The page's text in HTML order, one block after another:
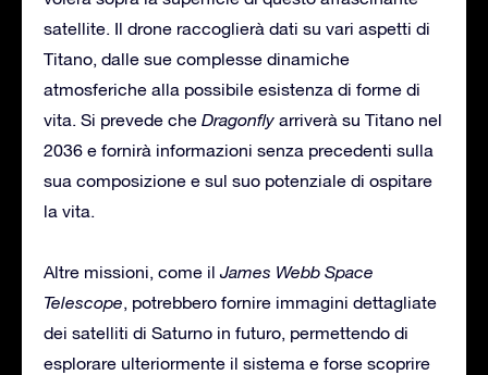
satellite. Il drone raccoglierà dati su vari aspetti di
Titano, dalle sue complesse dinamiche
atmosferiche alla possibile esistenza di forme di
vita. Si prevede che Dragonfly arriverà su Titano nel
2036 e fornirà informazioni senza precedenti sulla
sua composizione e sul suo potenziale di ospitare
la vita.
Altre missioni, come ilJames Webb Space
Telescope , potrebbero fornire immagini dettagliate
dei satelliti di Saturno in futuro, permettendo di
esplorare ulteriormente il sistema e forse scoprire